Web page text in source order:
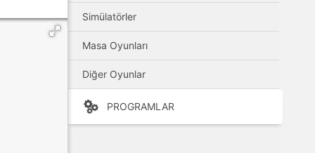
Simülatörler
Masa Oyunları
Diğer Oyunlar
PROGRAMLAR